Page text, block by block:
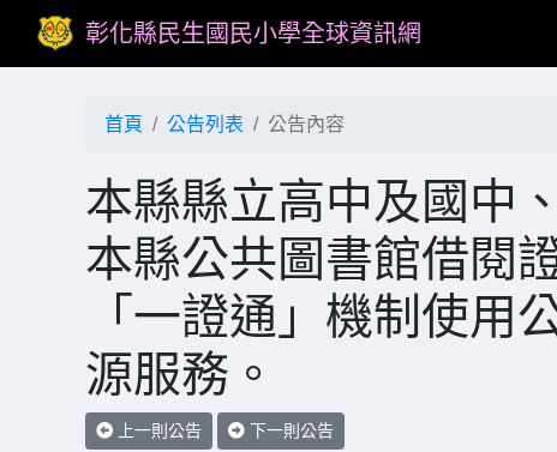
彰化縣民生國民小學全球資訊網
首頁 公告列表 公告內容
本縣縣立高中及國中
本縣公共圖書館借閱
「一證通」機制使用
源服務。
上一則公告 下一則公告